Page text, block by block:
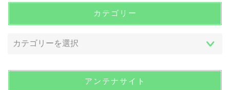
カテゴリー
アンテナサイト